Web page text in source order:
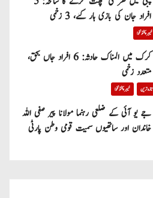
افراد جان کی بازی ہار گئے، 3 زخمی
خیبر پختونخوا
کرک میں المناک حادثہ: 6 افراد جاں بحق،
متعدد زخمی
تازہ ترین خیبر پختونخوا
جے یو آئی کے ضلعی رہنما مولانا پیر صفی اللہ
خاندان اور ساتھیوں سمیت قومی وطن پارٹی